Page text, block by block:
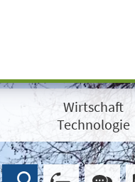
Wirtschaft
Technologie